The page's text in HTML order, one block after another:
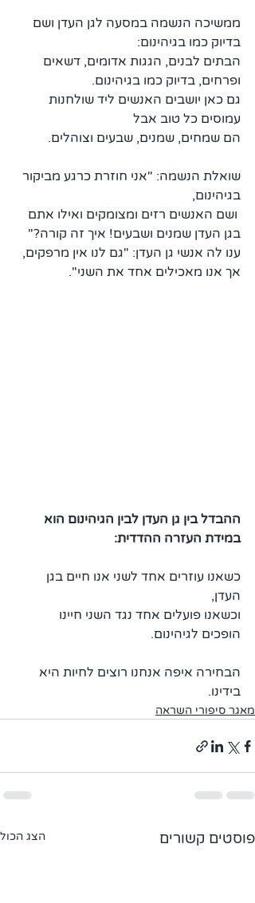
ממשיכה הנשמה במסעה לגן העדן ושם
בדיוק כמו בגיהינום:
הבתים לבנים, הגגות אדומים, דשאים
ופרחים, בדיוק כמו בגיהינום.
גם כאן יושבים האנשים ליד שולחנות
עמוסים כל טוב אבל
הם שמחים, שמנים, שבעים וצוהלים.
שואלת הנשמה: "אני חוזרת כרגע מביקור
בגיהינום,
ושם האנשים רזים ומצומקים ואילו אתם
בגן העדן שמנים ושבעים! איך זה קורה?"
ענו לה אנשי גן העדן: "גם לנו אין מרפקים,
אך אנו מאכילים אחד את השני".
ההבדל בין גן העדן לבין הגיהינום הוא
במידת העזרה ההדדית:
כשאנו עוזרים אחד לשני אנו חיים בגן
העדן,
וכשאנו פועלים אחד נגד השני חיינו
הופכים לגיהינום.
הבחירה איפה אנחנו רוצים לחיות היא
בידינו.
מאגר סיפורי השראה
פוסטים קשורים הצג הכול